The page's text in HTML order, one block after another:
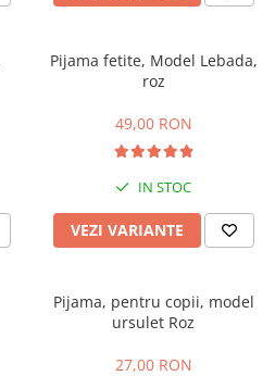
Pijama fetite, Model Lebada,
roz
49,00 RON
IN STOC
VEZI VARIANTE
Pijama, pentru copii, model
ursulet Roz
27,00 RON